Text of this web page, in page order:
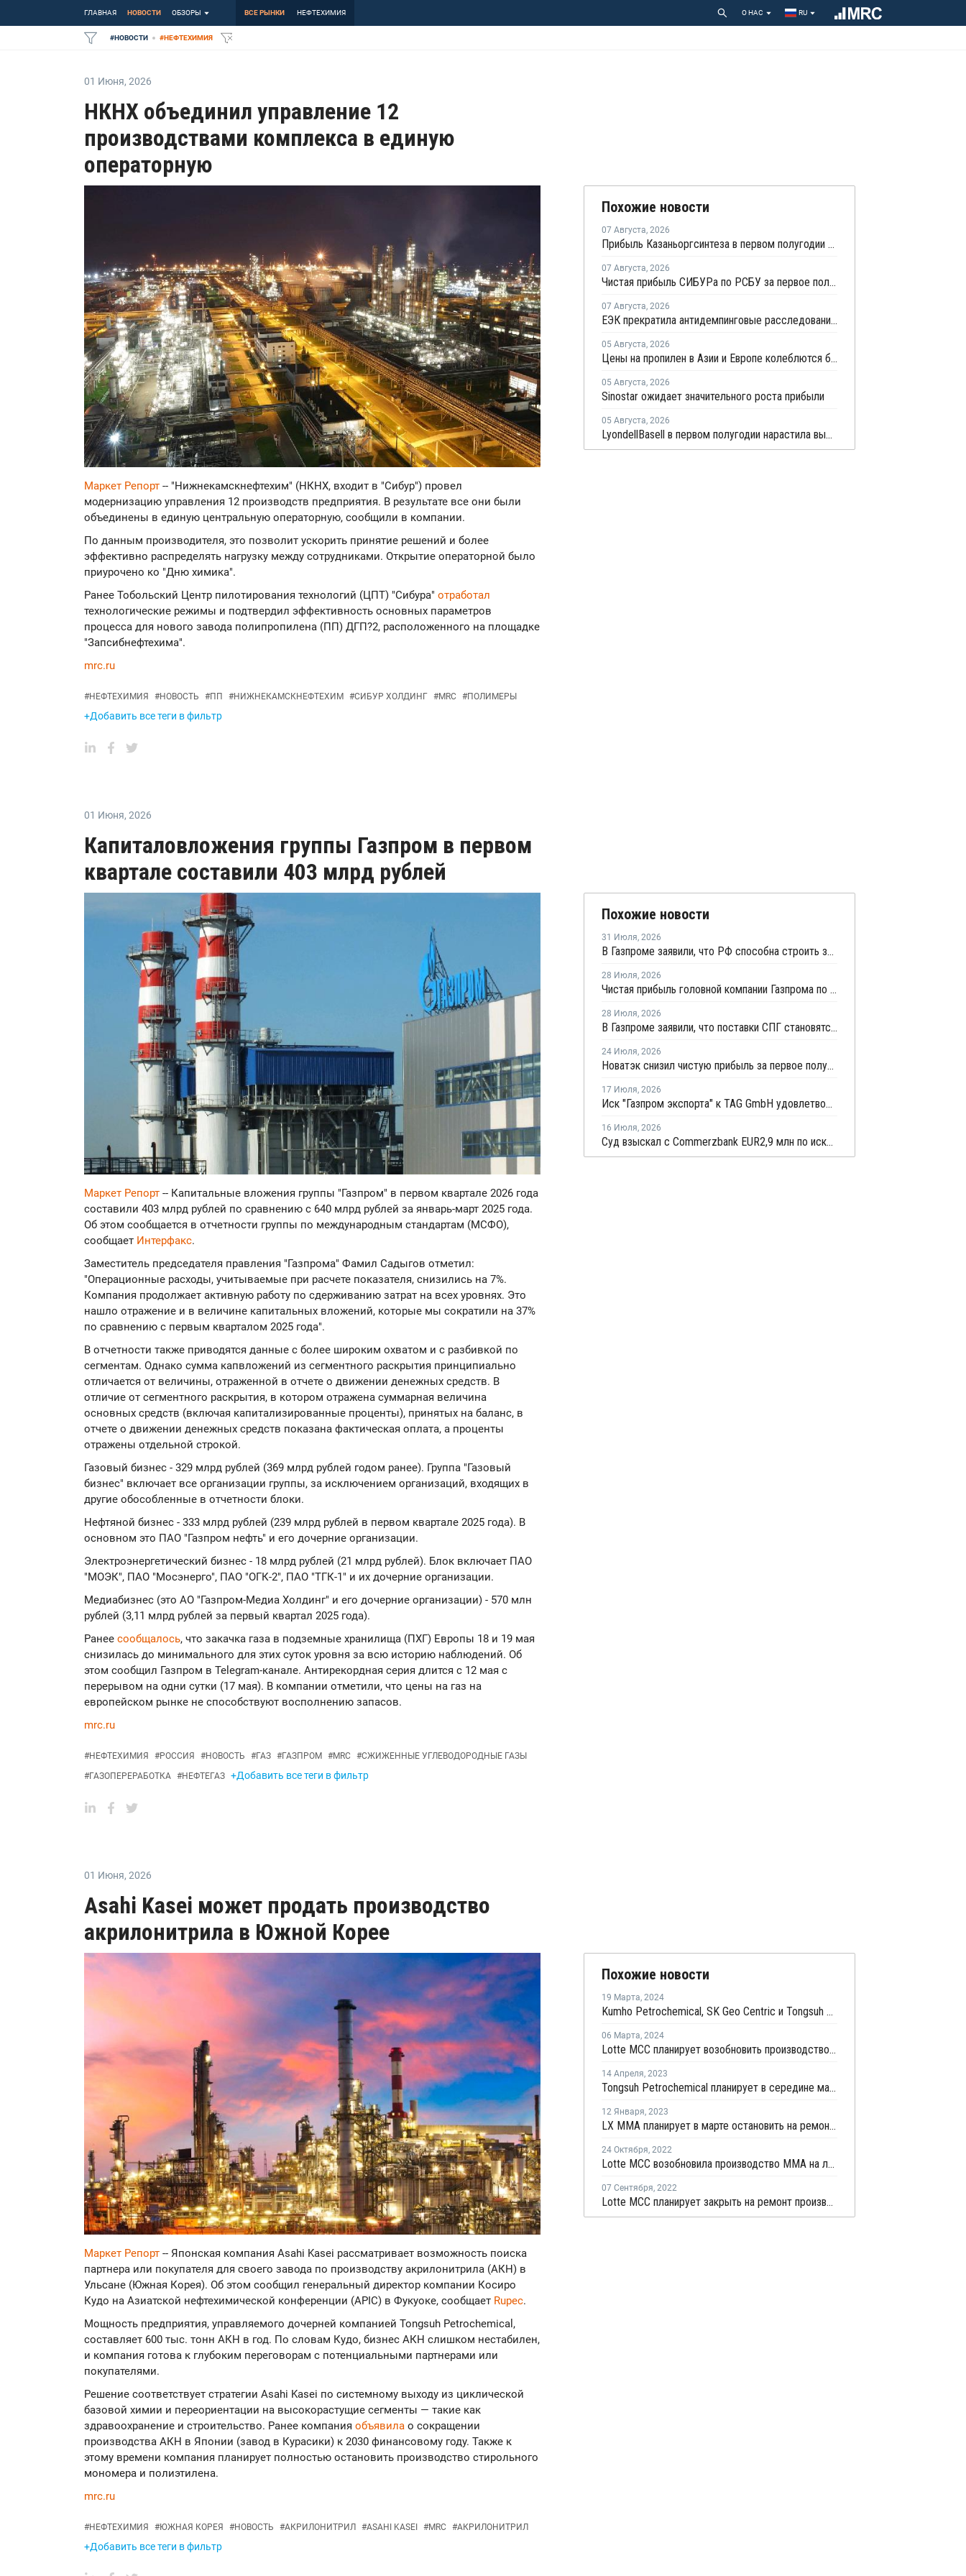
ГЛАВНАЯ НОВОСТИ ОБЗОРЫ ВСЕ РЫНКИ НЕФТЕХИМИЯ О НАС RU
#НОВОСТИ #НЕФТЕХИМИЯ
01 Июня, 2026
НКНХ объединил управление 12
производствами комплекса в единую
операторную
Маркет Репорт -- "Нижнекамскнефтехим" (НКНХ, входит в "Сибур") провел
модернизацию управления 12 производств предприятия. В результате все они были
объединены в единую центральную операторную, сообщили в компании.
По данным производителя, это позволит ускорить принятие решений и более
эффективно распределять нагрузку между сотрудниками. Открытие операторной было
приурочено ко "Дню химика".
Ранее Тобольский Центр пилотирования технологий (ЦПТ) "Сибура" отработал
технологические режимы и подтвердил эффективность основных параметров
процесса для нового завода полипропилена (ПП) ДГП?2, расположенного на площадке
"Запсибнефтехима".
mrc.ru
#НЕФТЕХИМИЯ #НОВОСТЬ #ПП #НИЖНЕКАМСКНЕФТЕХИМ #СИБУР ХОЛДИНГ #MRC #ПОЛИМЕРЫ
+Добавить все теги в фильтр
Похожие новости
07 Августа, 2026
Прибыль Казаньоргсинтеза в первом полугодии сократилась более чем в 2 раза
07 Августа, 2026
Чистая прибыль СИБУРа по РСБУ за первое полугодие сократилась в 3,6 раза
07 Августа, 2026
ЕЭК прекратила антидемпинговые расследования против ПЭ и ПП из Азербайджана и Туркменистана
05 Августа, 2026
Цены на пропилен в Азии и Европе колеблются близ уровня в USD1000
05 Августа, 2026
Sinostar ожидает значительного роста прибыли
05 Августа, 2026
LyondellBasell в первом полугодии нарастила выручку на 6,7%
01 Июня, 2026
Капиталовложения группы Газпром в первом
квартале составили 403 млрд рублей
Маркет Репорт -- Капитальные вложения группы "Газпром" в первом квартале 2026 года
составили 403 млрд рублей по сравнению с 640 млрд рублей за январь-март 2025 года.
Об этом сообщается в отчетности группы по международным стандартам (МСФО),
сообщает Интерфакс.
Заместитель председателя правления "Газпрома" Фамил Садыгов отметил:
"Операционные расходы, учитываемые при расчете показателя, снизились на 7%.
Компания продолжает активную работу по сдерживанию затрат на всех уровнях. Это
нашло отражение и в величине капитальных вложений, которые мы сократили на 37%
по сравнению с первым кварталом 2025 года".
В отчетности также приводятся данные с более широким охватом и с разбивкой по
сегментам. Однако сумма капвложений из сегментного раскрытия принципиально
отличается от величины, отраженной в отчете о движении денежных средств. В
отличие от сегментного раскрытия, в котором отражена суммарная величина
основных средств (включая капитализированные проценты), принятых на баланс, в
отчете о движении денежных средств показана фактическая оплата, а проценты
отражены отдельной строкой.
Газовый бизнес - 329 млрд рублей (369 млрд рублей годом ранее). Группа "Газовый
бизнес" включает все организации группы, за исключением организаций, входящих в
другие обособленные в отчетности блоки.
Нефтяной бизнес - 333 млрд рублей (239 млрд рублей в первом квартале 2025 года). В
основном это ПАО "Газпром нефть" и его дочерние организации.
Электроэнергетический бизнес - 18 млрд рублей (21 млрд рублей). Блок включает ПАО
"МОЭК", ПАО "Мосэнерго", ПАО "ОГК-2", ПАО "ТГК-1" и их дочерние организации.
Медиабизнес (это АО "Газпром-Медиа Холдинг" и его дочерние организации) - 570 млн
рублей (3,11 млрд рублей за первый квартал 2025 года).
Ранее сообщалось, что закачка газа в подземные хранилища (ПХГ) Европы 18 и 19 мая
снизилась до минимального для этих суток уровня за всю историю наблюдений. Об
этом сообщил Газпром в Telegram-канале. Антирекордная серия длится с 12 мая с
перерывом на одни сутки (17 мая). В компании отметили, что цены на газ на
европейском рынке не способствуют восполнению запасов.
mrc.ru
#НЕФТЕХИМИЯ #РОССИЯ #НОВОСТЬ #ГАЗ #ГАЗПРОМ #MRC #СЖИЖЕННЫЕ УГЛЕВОДОРОДНЫЕ ГАЗЫ
#ГАЗОПЕРЕРАБОТКА #НЕФТЕГАЗ +Добавить все теги в фильтр
Похожие новости
31 Июля, 2026
В Газпроме заявили, что РФ способна строить заводы СПГ как у себя, так и за рубежом
28 Июля, 2026
Чистая прибыль головной компании Газпрома по РСБУ в первом полугодии составила 78 млрд рублей
28 Июля, 2026
В Газпроме заявили, что поставки СПГ становятся менее надежным способом газоснабжения
24 Июля, 2026
Новатэк снизил чистую прибыль за первое полугодие по МСФО на 3,1%
17 Июля, 2026
Иск "Газпром экспорта" к TAG GmbH удовлетворили
16 Июля, 2026
Суд взыскал с Commerzbank EUR2,9 млн по иску "Русхимальянса"
01 Июня, 2026
Asahi Kasei может продать производство
акрилонитрила в Южной Корее
Маркет Репорт -- Японская компания Asahi Kasei рассматривает возможность поиска
партнера или покупателя для своего завода по производству акрилонитрила (АКН) в
Ульсане (Южная Корея). Об этом сообщил генеральный директор компании Косиро
Кудо на Азиатской нефтехимической конференции (APIC) в Фукуоке, сообщает Rupec.
Мощность предприятия, управляемого дочерней компанией Tongsuh Petrochemical,
составляет 600 тыс. тонн АКН в год. По словам Кудо, бизнес АКН слишком нестабилен,
и компания готова к глубоким переговорам с потенциальными партнерами или
покупателями.
Решение соответствует стратегии Asahi Kasei по системному выходу из циклической
базовой химии и переориентации на высокорастущие сегменты — такие как
здравоохранение и строительство. Ранее компания объявила о сокращении
производства АКН в Японии (завод в Курасики) к 2030 финансовому году. Также к
этому времени компания планирует полностью остановить производство стирольного
мономера и полиэтилена.
mrc.ru
#НЕФТЕХИМИЯ #ЮЖНАЯ КОРЕЯ #НОВОСТЬ #АКРИЛОНИТРИЛ #ASAHI KASEI #MRC #АКРИЛОНИТРИЛ
+Добавить все теги в фильтр
Похожие новости
19 Марта, 2024
Kumho Petrochemical, SK Geo Centric и Tongsuh Petrochemical создадут цепочку поставок биомономеров
06 Марта, 2024
Lotte MCC планирует возобновить производство ММА на линии №2 в Йосу
14 Апреля, 2023
Tongsuh Petrochemical планирует в середине мая закрыть на ремонт линию №3 по выпуску АКН в Ульсане
12 Января, 2023
LX MMA планирует в марте остановить на ремонт производство ММА на линии №2 в Йосу
24 Октября, 2022
Lotte MCC возобновила производство ММА на линии №1 в Йосу
07 Сентября, 2022
Lotte MCC планирует закрыть на ремонт производство ММА на линии №1 в Йосу